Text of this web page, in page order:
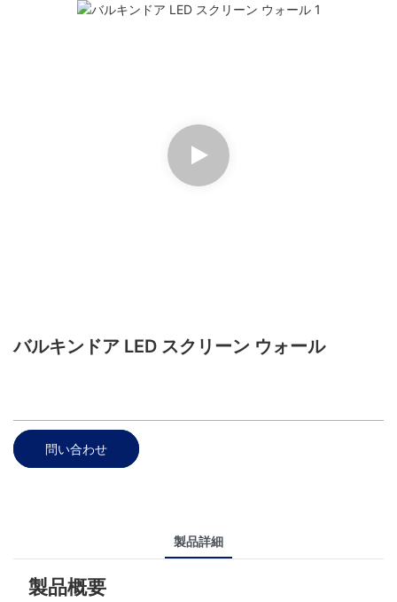
バルキンドア LED スクリーン ウォール
問い合わせ
製品詳細
製品概要